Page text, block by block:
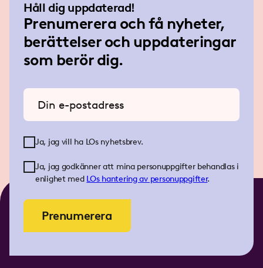
Håll dig uppdaterad!
Prenumerera och få nyheter,
berättelser och uppdateringar
som berör dig.
Ange din e-postadress
Ja, jag vill ha LOs nyhetsbrev.
Ja, jag godkänner att mina personuppgifter behandlas i
enlighet med LOs hantering av personuppgifter.
Prenumerera